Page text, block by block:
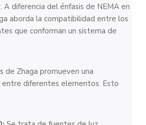
diferencia del énfasis de NEMA en
aborda la compatibilidad entre los
que conforman un sistema de
de Zhaga promueven una
entre diferentes elementos. Esto